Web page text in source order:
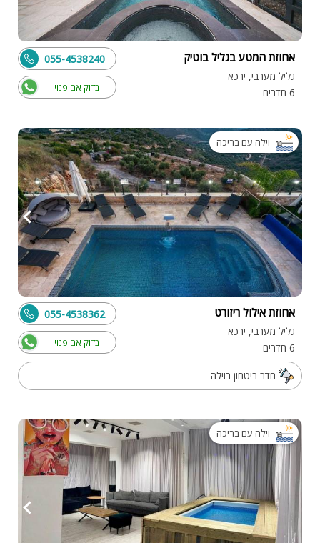
אחוזת המטע בגליל בוטיק
גליל מערבי, ירכא
6 חדרים
בדוק אם פנוי
055-4538240
וילה עם בריכה
אחוזת אילול ריזורט
גליל מערבי, ירכא
6 חדרים
בדוק אם פנוי
055-4538362
חדר ביטחון בוילה
וילה עם בריכה